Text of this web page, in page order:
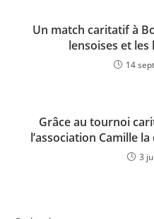
Un match caritatif à
lensoises et
14
Grâce au tournoi
l’association Camille
3